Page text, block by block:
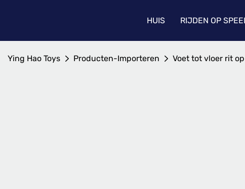
HUIS RIJDEN OP
Ying Hao Toys Producten-Importeren Voet tot vloer rit